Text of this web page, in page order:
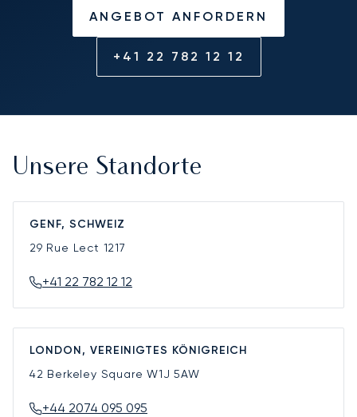
ANGEBOT ANFORDERN
+41 22 782 12 12
Unsere Standorte
GENF, SCHWEIZ
29 Rue Lect 1217
+41 22 782 12 12
LONDON, VEREINIGTES KÖNIGREICH
42 Berkeley SquareW1J 5AW
+44 2074 095 095